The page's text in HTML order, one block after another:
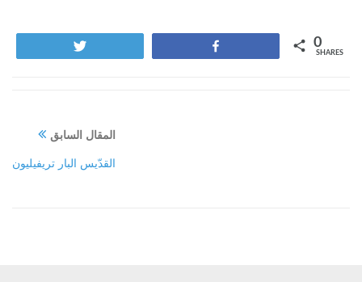
0
SHARES
المقال السابق
القدّيس البار تريفيليون